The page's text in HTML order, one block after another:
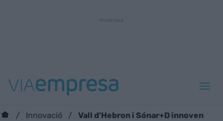
Innovació
Vall d'Hebron i Sónar+D innoven